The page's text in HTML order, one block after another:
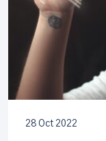
28 Oct 2022